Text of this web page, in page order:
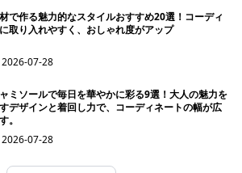
で作る魅力的なスタイルおすすめ20選！コーディ
取り入れやすく、おしゃれ度がアップ
2026-07-28
ミソールで毎日を華やかに彩る9選！大人の魅力を
デザインと着回し力で、コーディネートの幅が広
。
2026-07-28